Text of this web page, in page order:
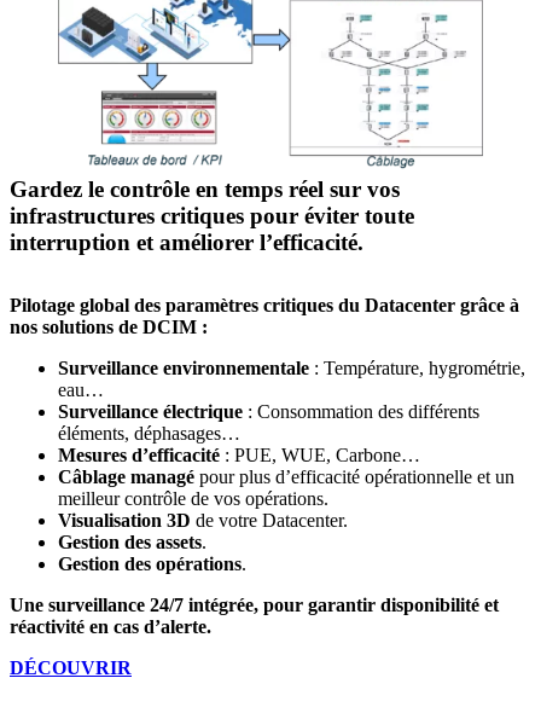
Gardez le contrôle en temps réel sur vos
infrastructures critiques pour éviter toute
interruption et améliorer l’efficacité.
Pilotage global des paramètres critiques du Datacenter grâce à
nos solutions de DCIM :
Surveillance environnementale : Température, hygrométrie,
eau…
Surveillance électrique : Consommation des différents
éléments, déphasages…
Mesures d’efficacité : PUE, WUE, Carbone…
Câblage managé pour plus d’efficacité opérationnelle et un
meilleur contrôle de vos opérations.
Visualisation 3D de votre Datacenter.
Gestion des assets.
Gestion des opérations.
Une surveillance 24/7 intégrée, pour garantir disponibilité et
réactivité en cas d’alerte.
DÉCOUVRIR